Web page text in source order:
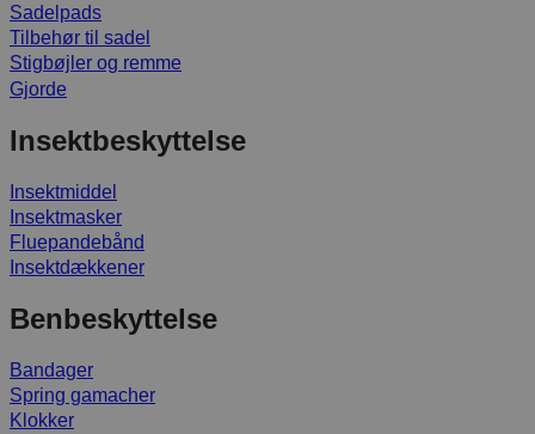
Sadelpads
Tilbehør til sadel
Stigbøjler og remme
Gjorde
Insektbeskyttelse
Insektmiddel
Insektmasker
Fluepandebånd
Insektdækkener
Benbeskyttelse
Bandager
Spring gamacher
Klokker